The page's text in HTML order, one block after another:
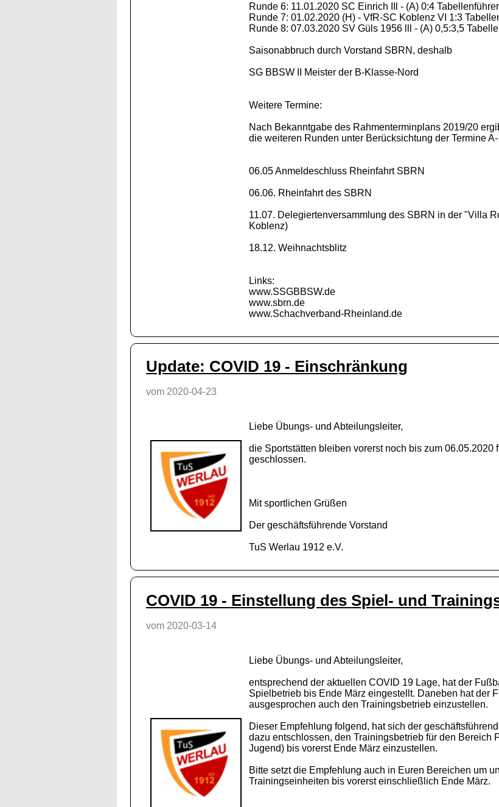
Runde 6: 11.01.2020 SC Einrich IIl - (A) 0:4 Tabellenführer
Runde 7: 01.02.2020 (H) - VfR-SC Koblenz VI 1:3
Runde 8: 07.03.2020 SV Güls 1956 lll - (A) 0,5:3,5
Saisonabbruch durch Vorstand SBRN, deshalb
SG BBSW II Meister der B-Klasse-Nord
Weitere Termine:
Nach Bekanntgabe des Rahmenterminplans 2019/20
die weiteren Runden unter Berücksichtung der Termine
06.05 Anmeldeschluss Rheinfahrt SBRN
06.06. Rheinfahrt des SBRN
11.07. Delegiertenversammlung des SBRN in der "Villa
Koblenz)
18.12. Weihnachtsblitz
Links:
www.SSGBBSW.de
www.sbrn.de
www.Schachverband-Rheinland.de
Update: COVID 19 - Einschränkung
vom 2020-04-23
Liebe Übungs- und Abteilungsleiter,
die Sportstätten bleiben vorerst noch bis zum
geschlossen.
Mit sportlichen Grüßen
Der geschäftsführende Vorstand
TuS Werlau 1912 e.V.
COVID 19 - Einstellung des Spiel- und
vom 2020-03-14
Liebe Übungs- und Abteilungsleiter,
entsprechend der aktuellen COVID 19 Lage, hat der
Spielbetrieb bis Ende März eingestellt. Daneben hat der
ausgesprochen auch den Trainingsbetrieb einzustellen.
Dieser Empfehlung folgend, hat sich der
dazu entschlossen, den Trainingsbetrieb für den Bereich
Jugend) bis vorerst Ende März einzustellen.
Bitte setzt die Empfehlung auch in Euren Bereichen um
Trainingseinheiten bis vorerst einschließlich Ende März.